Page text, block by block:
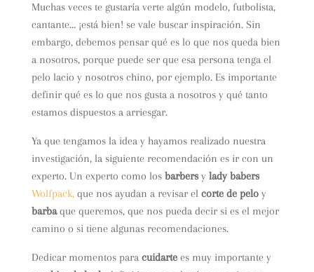
Muchas veces te gustaría verte algún modelo, futbolista,
cantante… ¡está bien! se vale buscar inspiración. Sin
embargo, debemos pensar qué es lo que nos queda bien
a nosotros, porque puede ser que esa persona tenga el
pelo lacio y nosotros chino, por ejemplo. Es importante
definir qué es lo que nos gusta a nosotros y qué tanto
estamos dispuestos a arriesgar.
Ya que tengamos la idea y hayamos realizado nuestra
investigación, la siguiente recomendación es ir con un
experto. Un experto como los barbersy lady babers
Wolfpack,que nos ayudan a revisar el corte de peloy
barbaque queremos, que nos pueda decir si es el mejor
camino o si tiene algunas recomendaciones.
Dedicar momentos para cuidarte es muy importante y